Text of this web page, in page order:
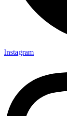
Instagram